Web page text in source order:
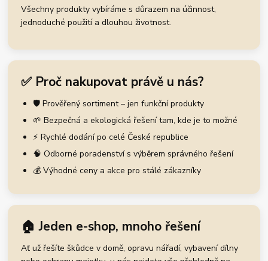
Všechny produkty vybíráme s důrazem na účinnost,
jednoduché použití a dlouhou životnost.
✅ Proč nakupovat právě u nás?
🛡️ Prověřený sortiment – jen funkční produkty
🌱 Bezpečná a ekologická řešení tam, kde je to možné
⚡ Rychlé dodání po celé České republice
🧠 Odborné poradenství s výběrem správného řešení
💰 Výhodné ceny a akce pro stálé zákazníky
🏠 Jeden e-shop, mnoho řešení
Ať už řešíte škůdce v domě, opravu nářadí, vybavení dílny